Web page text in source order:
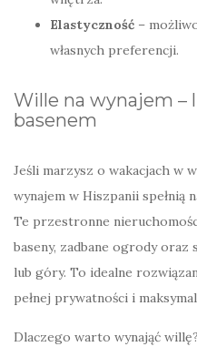
Elastyczność –
własnych preferencji.
Wille na wynajem –
basenem
Jeśli marzysz o wakacjach w
wynajem w Hiszpanii spełnią
Te przestronne
baseny, zadbane ogrody
lub góry. To idealne
pełnej prywatności i
Dlaczego warto wynająć willę?